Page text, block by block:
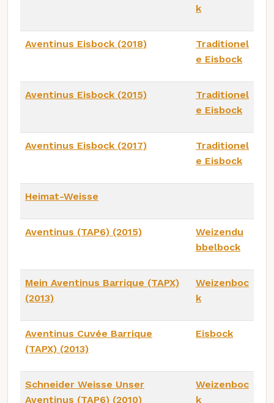
k
Aventinus Eisbock (2018)
Traditionel
e Eisbock
Aventinus Eisbock (2015)
Traditionel
e Eisbock
Aventinus Eisbock (2017)
Traditionel
e Eisbock
Heimat-Weisse
Aventinus (TAP6) (2015)
Weizendu
bbelbock
Mein Aventinus Barrique (TAPX)
(2013)
Weizenboc
k
Aventinus Cuvée Barrique
(TAPX) (2013)
Eisbock
Schneider Weisse Unser
Aventinus (TAP6) (2010)
Weizenboc
k